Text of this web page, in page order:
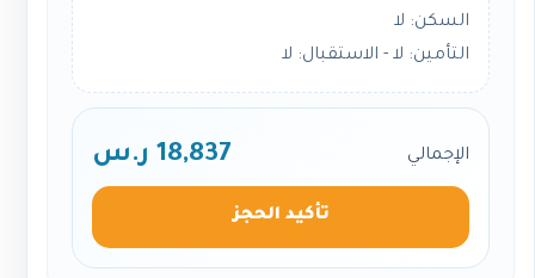
السكن: لا
التأمين: لا - الاستقبال: لا
الإجمالي 18,837 ر.س
تأكيد الحجز